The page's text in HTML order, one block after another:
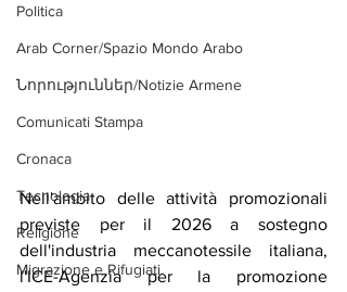
Politica
Arab Corner/Spazio Mondo Arabo
Նորություններ/Notizie Armene
Comunicati Stampa
Cronaca
Tecnologia
Religione
Migrazione e Rifugiati
Nell'ambito delle attività promozionali
previste per il 2026 a sostegno
dell'industria meccanotessile italiana,
l'ICE-Agenzia per la promozione